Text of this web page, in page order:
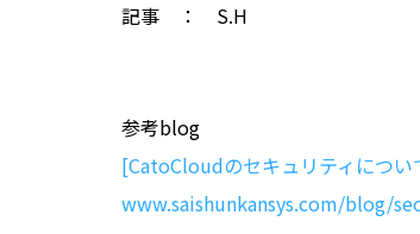
記事 ： S.H
参考blog
[CatoCloudのセキュリティについ
www.saishunkansys.com/blog/